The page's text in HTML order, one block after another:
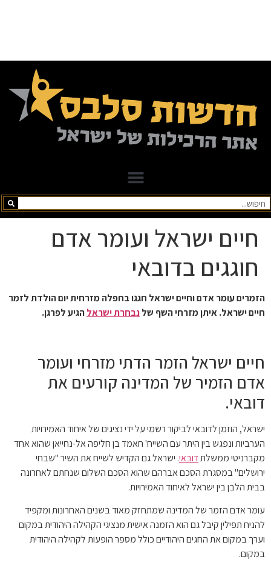
חיים ישראל ועומר אדם
חוגגים בדובאי
הזמרים עומר אדם וחיים ישראל חגגו בחפלה מזרחית יום הולדת לזמר
חיים ישראל. איתן מזרחי השף שלנבחרת ישראלהגיע לפרגן.
חיים ישראל הזמר הדתי מזרחי ועומר
אדם הזמיר של המדינה קורעים את
דובאי.
ישראל, הוזמן לדובאי לביקור רשמי על ידי נציגים של איחוד האמירויות
הערביות ונפגש בין היתר עם השייח' חאמד בן חליפה אל-נחייאן שהוא אחד
מקברניטי ממשלתדובאי. ישראל גם הקדיש לשייח את השיר "שבחי
ירושלים" במסגרת הסכם אברהם שהוא הסכם השלום שנחתם לאחרונה
בבית הלבן בין ישראל לאיחוד האמירויות.
עומר אדם הזמר של המדינה שמתחזק מאוד בשנים האחרונות ומקפיד
להניח תפילין קיבל גם הוא הזמנה אישית מנציגי הקהילה היהודית במקום
וערך במקום את החגים היהודיים כולל מספר הופעות לקהילה היהודית
במקום.